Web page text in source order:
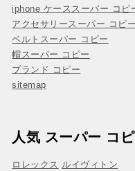
iphone ケーススーパー コピ
アクセサリースーパー コピー
ベルトスーパー コピー
帽スーパー コピー
ブランド コピー
sitemap
人気 スーパー コ
ロレックス ルイヴィトン